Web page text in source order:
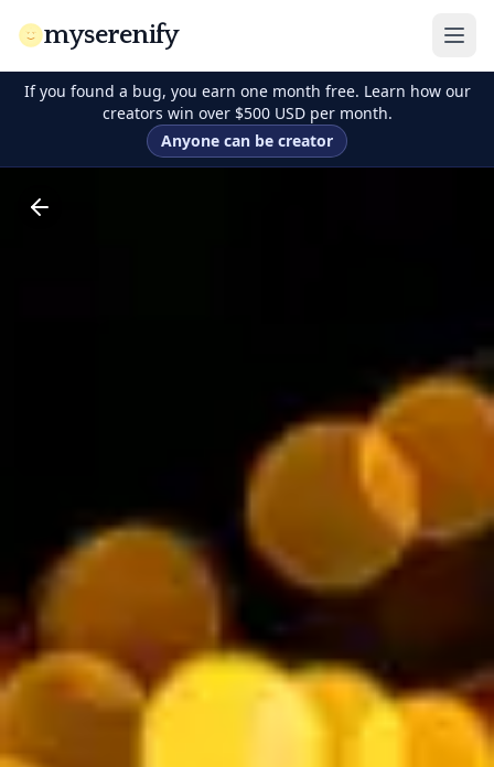
myserenify
If you found a bug, you earn one month free. Learn how our
creators win over $500 USD per month.
Anyone can be creator